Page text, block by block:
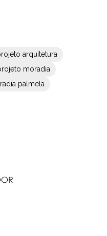
arquitetura
moradia
palmela